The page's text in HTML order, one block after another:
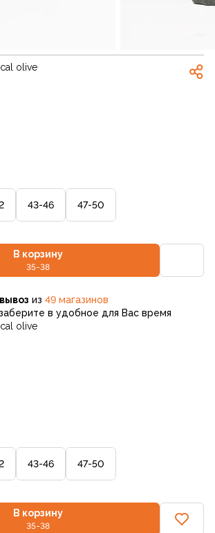
olive
43-46 47-50
В корзину
35-38
из 49 магазинов
в удобное для Вас время
olive
43-46 47-50
В корзину
35-38